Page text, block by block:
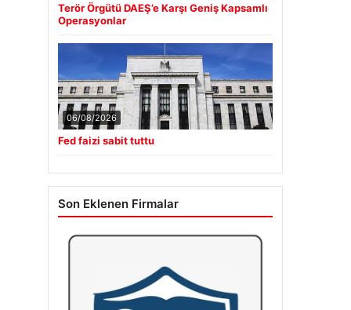
Terör Örgütü DAEŞ’e Karşı Geniş Kapsamlı
Operasyonlar
06/08/2026
Fed faizi sabit tuttu
Son Eklenen Firmalar